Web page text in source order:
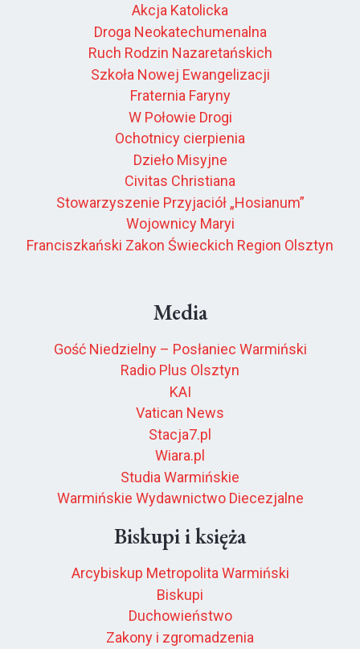
Akcja Katolicka
Droga Neokatechumenalna
Ruch Rodzin Nazaretańskich
Szkoła Nowej Ewangelizacji
Fraternia Faryny
W Połowie Drogi
Ochotnicy cierpienia
Dzieło Misyjne
Civitas Christiana
Stowarzyszenie Przyjaciół „Hosianum”
Wojownicy Maryi
Franciszkański Zakon Świeckich Region Olsztyn
Media
Gość Niedzielny – Posłaniec Warmiński
Radio Plus Olsztyn
KAI
Vatican News
Stacja7.pl
Wiara.pl
Studia Warmińskie
Warmińskie Wydawnictwo Diecezjalne
Biskupi i księża
Arcybiskup Metropolita Warmiński
Biskupi
Duchowieństwo
Zakony i zgromadzenia